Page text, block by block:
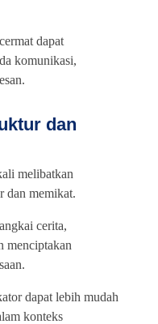
dapat
komunikasi,
dan
melibatkan
dan memikat.
cerita,
menciptakan
dapat lebih mudah
konteks